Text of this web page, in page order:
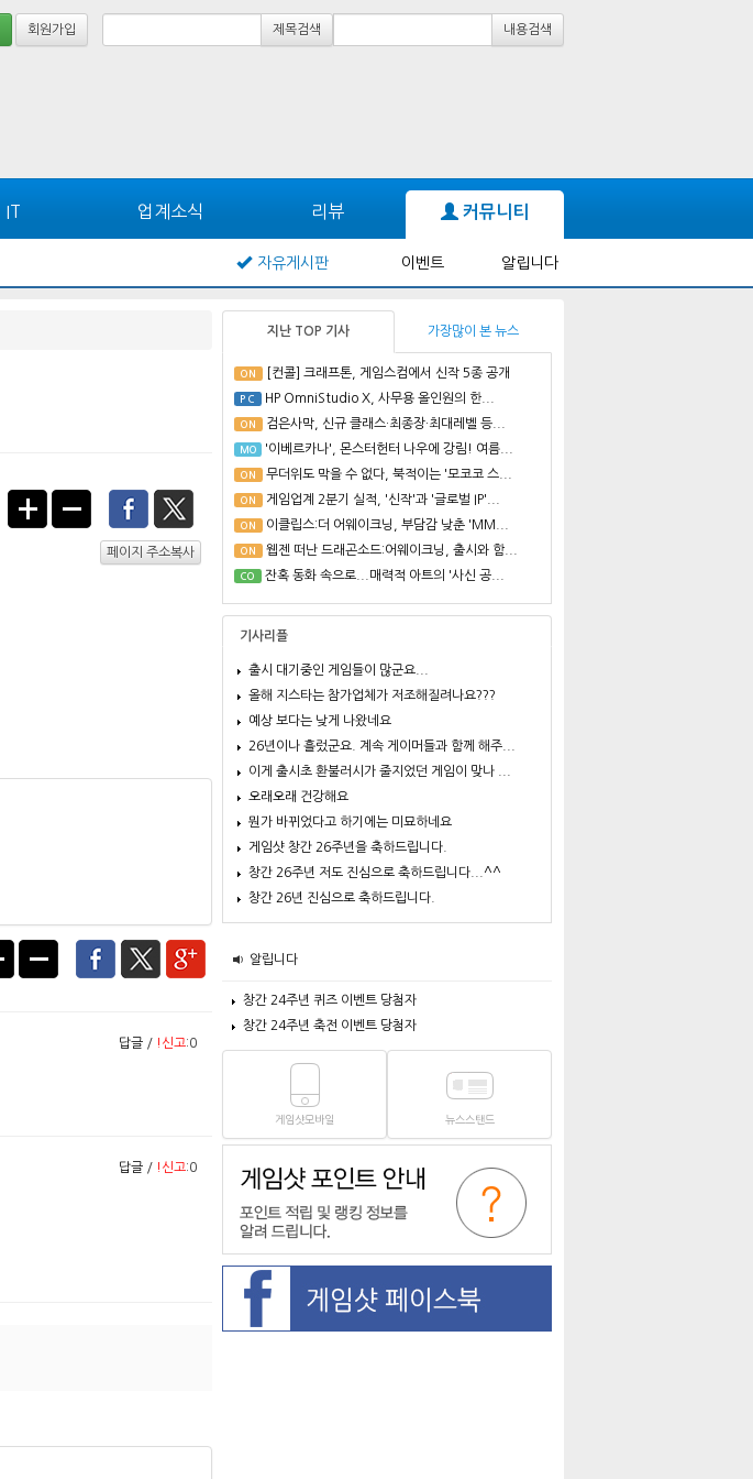
회원가입 제목검색 내용검색
IT 업계소식 리뷰 커뮤니티
자유게시판 이벤트 알립니다
페이지 주소복사
답글/ !신고:0
답글/ !신고:0
지난 TOP 기사 가장많이 본 뉴스
ON [컨콜] 크래프톤, 게임스컴에서 신작 5종 공개
PC HP OmniStudio X, 사무용 올인원의 한...
ON 검은사막, 신규 클래스·최종장·최대레벨 등...
MO '이베르카나', 몬스터헌터 나우에 강림! 여름...
ON 무더위도 막을 수 없다, 북적이는 '모코코 스...
ON 게임업계 2분기 실적, '신작'과 '글로벌 IP'...
ON 이클립스:더 어웨이크닝, 부담감 낮춘 'MM...
ON 웹젠 떠난 드래곤소드:어웨이크닝, 출시와 함...
CO 잔혹 동화 속으로...매력적 아트의 '사신 공...
기사리플
출시 대기중인 게임들이 많군요...
올해 지스타는 참가업체가 저조해질려나요???
예상 보다는 낮게 나왔네요
26년이나 흘렀군요. 계속 게이머들과 함께 해주...
이게 출시초 환불러시가 줄지었던 게임이 맞나 ...
오래오래 건강해요
뭔가 바뀌었다고 하기에는 미묘하네요
게임샷 창간 26주년을 축하드립니다.
창간 26주년 저도 진심으로 축하드립니다...^^
창간 26년 진심으로 축하드립니다.
알립니다
창간 24주년 퀴즈 이벤트 당첨자
창간 24주년 축전 이벤트 당첨자
게임샷모바일 뉴스스탠드